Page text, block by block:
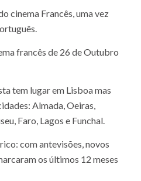
cinema Francês, uma vez
francês de 26 de Outubro
tem lugar em Lisboa mas
Almada, Oeiras,
Faro, Lagos e Funchal.
com antevisões, novos
os últimos 12 meses